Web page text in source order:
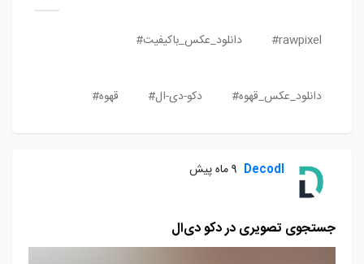
rawpixel# دانلود_عکس_باکیفیت#
دانلود_عکس_قهوه# دکو-دی-ال# قهوه#
Decodl 9 ماه پیش
جستجوی تصویری در دکو دی‌ال